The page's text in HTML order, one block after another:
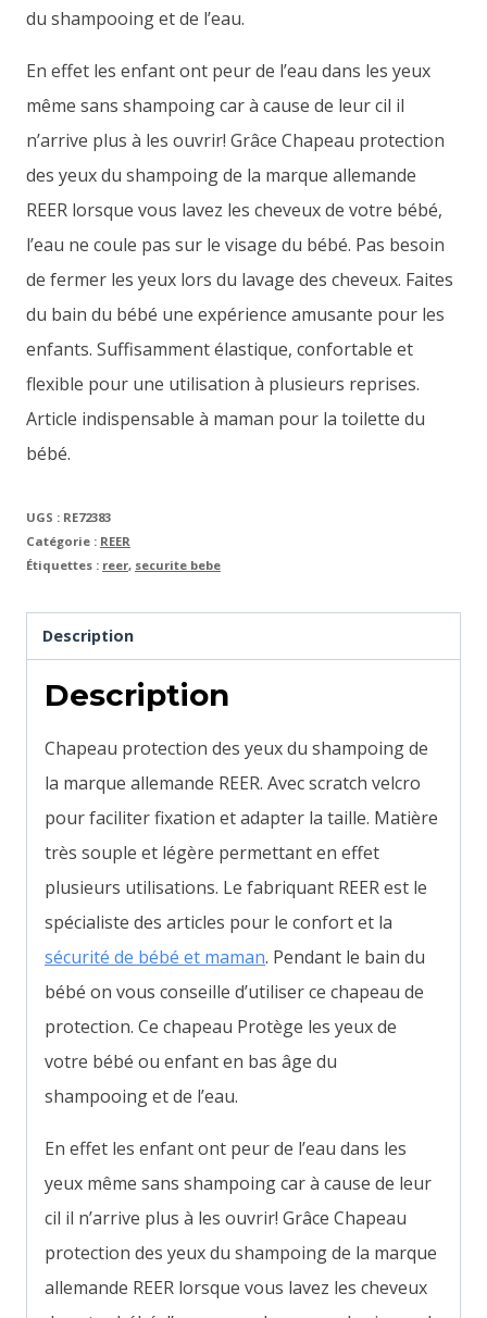
du shampooing et de l’eau.
En effet les enfant ont peur de l’eau dans les yeux
même sans shampoing car à cause de leur cil il
n’arrive plus à les ouvrir! Grâce Chapeau protection
des yeux du shampoing de la marque allemande
REER lorsque vous lavez les cheveux de votre bébé,
l’eau ne coule pas sur le visage du bébé. Pas besoin
de fermer les yeux lors du lavage des cheveux. Faites
du bain du bébé une expérience amusante pour les
enfants. Suffisamment élastique, confortable et
flexible pour une utilisation à plusieurs reprises.
Article indispensable à maman pour la toilette du
bébé.
UGS : RE72383
Catégorie : REER
Étiquettes : reer, securite bebe
Description
Description
Chapeau protection des yeux du shampoing de
la marque allemande REER. Avec scratch velcro
pour faciliter fixation et adapter la taille. Matière
très souple et légère permettant en effet
plusieurs utilisations. Le fabriquant REER est le
spécialiste des articles pour le confort et la
sécurité de bébé et maman. Pendant le bain du
bébé on vous conseille d’utiliser ce chapeau de
protection. Ce chapeau Protège les yeux de
votre bébé ou enfant en bas âge du
shampooing et de l’eau.
En effet les enfant ont peur de l’eau dans les
yeux même sans shampoing car à cause de leur
cil il n’arrive plus à les ouvrir! Grâce Chapeau
protection des yeux du shampoing de la marque
allemande REER lorsque vous lavez les cheveux